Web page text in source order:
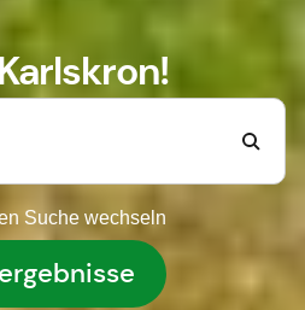
Suche wechseln